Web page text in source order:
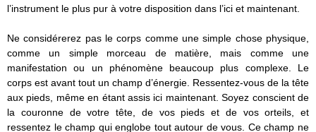
l’instrument le plus pur à votre disposition dans l’ici et maintenant.
Ne considérerez pas le corps comme une simple chose physique,
comme un simple morceau de matière, mais comme une
manifestation ou un phénomène beaucoup plus complexe. Le
corps est avant tout un champ d’énergie. Ressentez-vous de la tête
aux pieds, même en étant assis ici maintenant. Soyez conscient de
la couronne de votre tête, de vos pieds et de vos orteils, et
ressentez le champ qui englobe tout autour de vous. Ce champ ne